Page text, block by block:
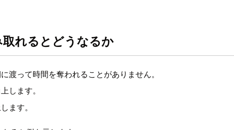
れるとどうなるか
渡って時間を奪われることがありません。
します。
ます。